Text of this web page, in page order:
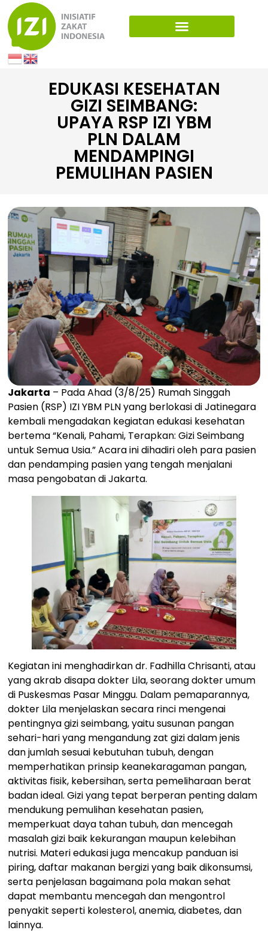
EDUKASI KESEHATAN
GIZI SEIMBANG:
UPAYA RSP IZI YBM
PLN DALAM
MENDAMPINGI
PEMULIHAN PASIEN
Jakarta – Pada Ahad (3/8/25) Rumah Singgah
Pasien (RSP) IZI YBM PLN yang berlokasi di Jatinegara
kembali mengadakan kegiatan edukasi kesehatan
bertema “Kenali, Pahami, Terapkan: Gizi Seimbang
untuk Semua Usia.” Acara ini dihadiri oleh para pasien
dan pendamping pasien yang tengah menjalani
masa pengobatan di Jakarta.
Kegiatan ini menghadirkan dr. Fadhilla Chrisanti, atau
yang akrab disapa dokter Lila, seorang dokter umum
di Puskesmas Pasar Minggu. Dalam pemaparannya,
dokter Lila menjelaskan secara rinci mengenai
pentingnya gizi seimbang, yaitu susunan pangan
sehari-hari yang mengandung zat gizi dalam jenis
dan jumlah sesuai kebutuhan tubuh, dengan
memperhatikan prinsip keanekaragaman pangan,
aktivitas fisik, kebersihan, serta pemeliharaan berat
badan ideal. Gizi yang tepat berperan penting dalam
mendukung pemulihan kesehatan pasien,
memperkuat daya tahan tubuh, dan mencegah
masalah gizi baik kekurangan maupun kelebihan
nutrisi. Materi edukasi juga mencakup panduan isi
piring, daftar makanan bergizi yang baik dikonsumsi,
serta penjelasan bagaimana pola makan sehat
dapat membantu mencegah dan mengontrol
penyakit seperti kolesterol, anemia, diabetes, dan
lainnya.